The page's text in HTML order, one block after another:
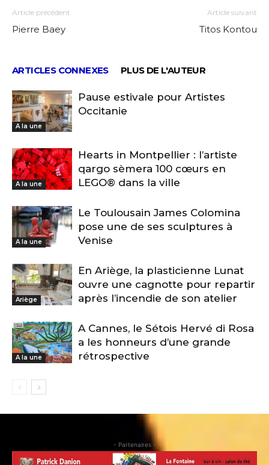
Article précédent
Pierre Baey
Article suivant
Titos Kontou
ARTICLES CONNEXES PLUS DE L'AUTEUR
A la une
Pause estivale pour Artistes
Occitanie
A la une
Hearts in Montpellier : l’artiste
qargo sèmera 100 cœurs en
LEGO® dans la ville
A la une
Le Toulousain James Colomina
pose une de ses sculptures à
Venise
Ariège
En Ariège, la plasticienne Lunat
ouvre une cagnotte pour repartir
après l’incendie de son atelier
A la une
A Cannes, le Sétois Hervé di Rosa
a les honneurs d’une grande
rétrospective
- Partenaires -